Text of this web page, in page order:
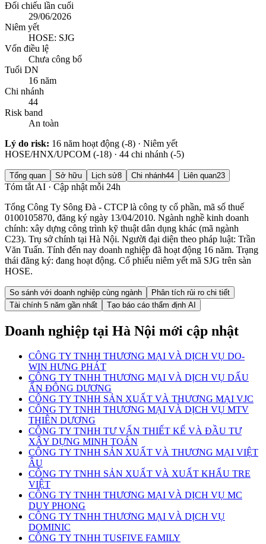
Đối chiếu lần cuối
29/06/2026
Niêm yết
HOSE: SJG
Vốn điều lệ
Chưa công bố
Tuổi DN
16 năm
Chi nhánh
44
Risk band
An toàn
Lý do risk: 16 năm hoạt động (-8) · Niêm yết
HOSE/HNX/UPCOM (-18) · 44 chi nhánh (-5)
Tổng quan Sở hữu Lịch sử8 Chi nhánh44 Liên quan23
Tóm tắt AI · Cập nhật mỗi 24h
Tổng Công Ty Sông Đà - CTCP là công ty cổ phần, mã số thuế
0100105870, đăng ký ngày 13/04/2010. Ngành nghề kinh doanh
chính: xây dựng công trình kỹ thuật dân dụng khác (mã ngành
C23). Trụ sở chính tại Hà Nội. Người đại diện theo pháp luật: Trần
Văn Tuấn. Tính đến nay doanh nghiệp đã hoạt động 16 năm. Trạng
thái đăng ký: đang hoạt động. Cổ phiếu niêm yết mã SJG trên sàn
HOSE.
So sánh với doanh nghiệp cùng ngành
Phân tích rủi ro chi tiết
Tài chính 5 năm gần nhất
Tạo báo cáo thẩm định AI
Doanh nghiệp tại Hà Nội mới cập nhật
CÔNG TY TNHH THƯƠNG MẠI VÀ DỊCH VỤ DO-
WIN HƯNG PHÁT
CÔNG TY TNHH THƯƠNG MẠI VÀ DỊCH VỤ DẤU
ẤN ĐÔNG DƯƠNG
CÔNG TY TNHH SẢN XUẤT VÀ THƯƠNG MẠI VJC
CÔNG TY TNHH THƯƠNG MẠI VÀ DỊCH VỤ MTV
THIÊN DƯƠNG
CÔNG TY TNHH TƯ VẤN THIẾT KẾ VÀ ĐẦU TƯ
XÂY DỰNG MINH TOÁN
CÔNG TY TNHH SẢN XUẤT VÀ THƯƠNG MẠI VIỆT
ÂU
CÔNG TY TNHH SẢN XUẤT VÀ XUẤT KHẨU TRE
VIỆT
CÔNG TY TNHH THƯƠNG MẠI VÀ DỊCH VỤ MC
DUY PHONG
CÔNG TY TNHH THƯƠNG MẠI VÀ DỊCH VỤ
DOMINIC
CÔNG TY TNHH TUSFIVE FAMILY